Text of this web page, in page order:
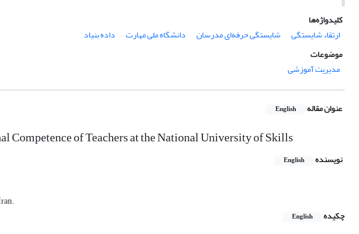
کلیدواژه‌ها
ارتقاء شایستگی
شایستگی حرفه‌ای مدرسان دانشگاه ملی مهارت
داده بنیاد
موضوعات
مدیریت آموزشی
عنوان مقاله English
Competence of Teachers at the National University of Skills
نویسنده English
چکیده
English